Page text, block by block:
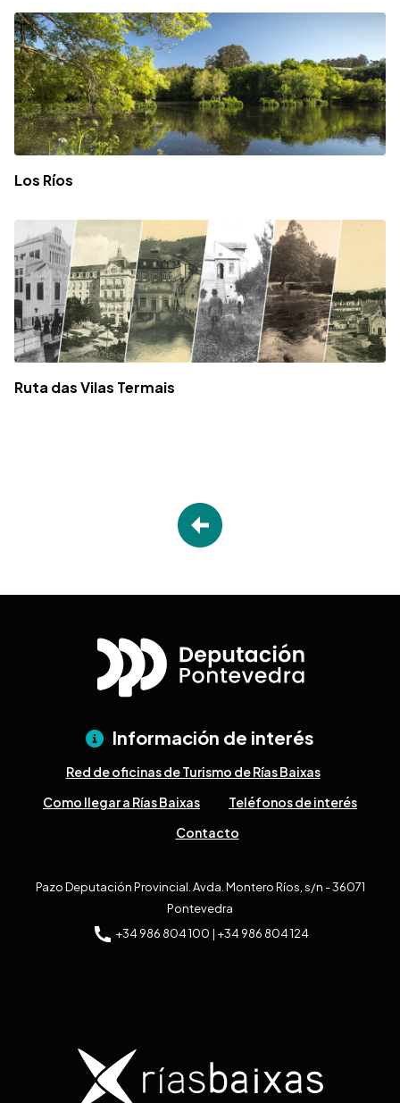
Los Ríos
Ruta das Vilas Termais
Información de interés
Red de oficinas de Turismo de Rías Baixas
Como llegar a Rías Baixas
Teléfonos de interés
Contacto
Pazo Deputación Provincial. Avda. Montero Ríos, s/n - 36071
Pontevedra
+34 986 804 100 | +34 986 804 124